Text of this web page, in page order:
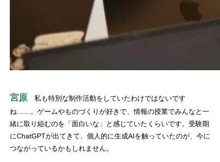
宮原 私も特別な制作活動をしていたわけではないです
ね……。ゲームやものづくりが好きで、情報の授業でみんなと一
緒に取り組むのを「面白いな」と感じていたくらいです。受験期
にChatGPTが出てきて、個人的に生成AIを触っていたのが、今に
つながっているかもしれません。